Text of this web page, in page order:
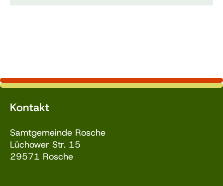
Kontakt
Samtgemeinde Rosche
Lüchower Str. 15
29571 Rosche